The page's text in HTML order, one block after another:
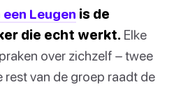
Leugen is de
die echt werkt. Elke
over zichzelf – twee
rest van de groep raadt de